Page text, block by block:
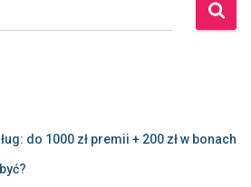
do 1000 zł premii + 200 zł w bonach